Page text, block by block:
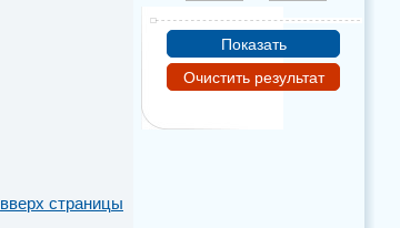
вверх страницы